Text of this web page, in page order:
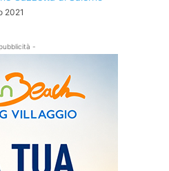
2021
-